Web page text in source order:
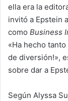
ella era la
invitó a Epstein
como Business
«Ha hecho
de diversión!»,
sobre dar a
Según Alyssa